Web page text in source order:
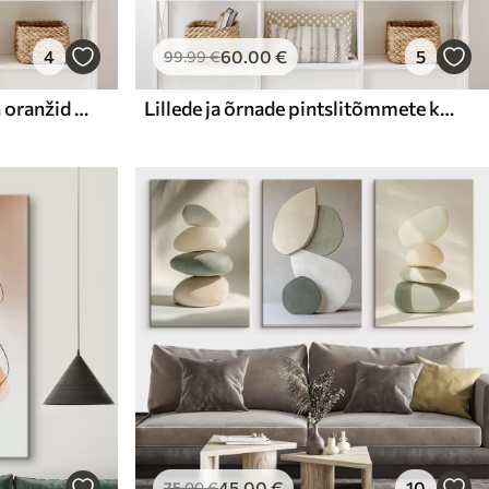
4
Abstraktne maal, millel on oranžid ja hallid ringid, lehed ja oksad, modernne stiil, akvarelliefekt
99.99€60.00 € 5
Lillede ja õrnade pintslitõmmete kompositsioon